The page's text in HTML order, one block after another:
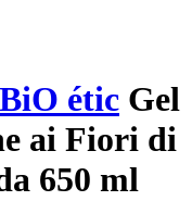
étic Gel
ai Fiori di
650 ml